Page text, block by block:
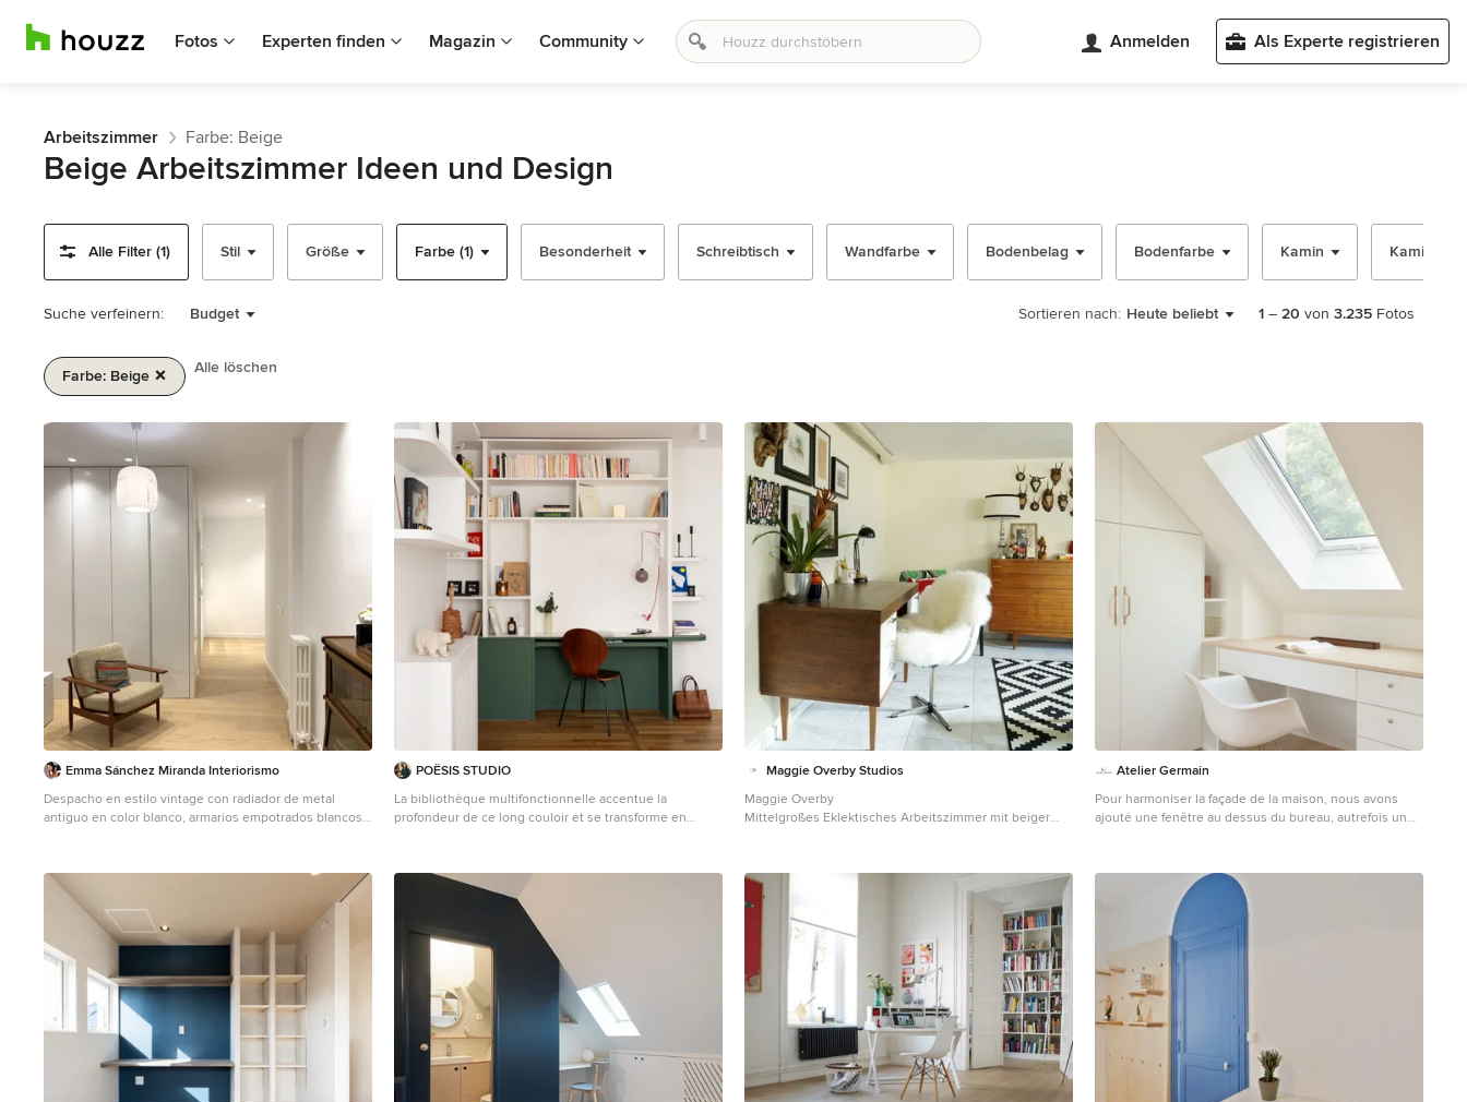
Fotos Experten finden Magazin Community Anmelden Als Experte registrieren
Arbeitszimmer Farbe: Beige
Beige Arbeitszimmer Ideen und Design
Alle Filter (1) Stil Größe Farbe (1) Besonderheit Schreibtisch Wandfarbe Bodenbelag Bodenfarbe Kamin
Suche verfeinern: Budget Sortieren nach: Heute beliebt 1 – 20 von 3.235 Fotos
Farbe: Beige Alle löschen
von
Emma Sánchez Miranda Interiorismo
Despacho en estilo vintage con radiador de metal
antiguo en color blanco, armarios empotrados blancos,
POËSIS STUDIO
La bibliothèque multifonctionnelle accentue la
profondeur de ce long couloir et se transforme en
fonctionnelle qui reste fidèle à l'esthétique globale de
l’appartement.
Maggie Overby Studios
Maggie Overby
Mittelgroßes Eklektisches Arbeitszimmer mit beiger
Atelier Germain
Pour harmoniser la façade de la maison, nous avons
ajouté une fenêtre au dessus du bureau, autrefois un